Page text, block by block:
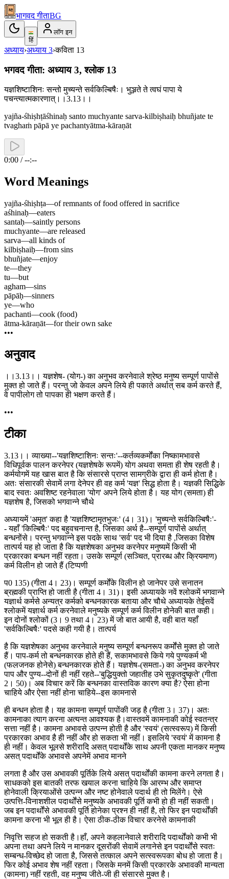
भागवद गीताBG
हिं
लॉग इन
अध्याय›अध्याय 3›कविता 13
भगवद गीता: अध्याय 3, श्लोक 13
यज्ञशिष्टाशिनः सन्तो मुच्यन्ते सर्वकिल्बिषैः। भुञ्जते ते त्वघं पापा ये
पचन्त्यात्मकारणात्।।3.13।।
yajña-śhiṣhṭāśhinaḥ santo muchyante sarva-kilbiṣhaiḥ bhuñjate te
tvaghaṁ pāpā ye pachantyātma-kāraṇāt
0:00 / --:--
Word Meanings
yajña-śhiṣhṭa—of remnants of food offered in sacrifice
aśhinaḥ—eaters
santaḥ—saintly persons
muchyante—are released
sarva—all kinds of
kilbiṣhaiḥ—from sins
bhuñjate—enjoy
te—they
tu—but
agham—sins
pāpāḥ—sinners
ye—who
pachanti—cook (food)
ātma-kāraṇāt—for their own sake
•••
अनुवाद
।।3.13।। यज्ञशेष- (योग-) का अनुभव करनेवाले श्रेष्ठ मनुष्य सम्पूर्ण पापोंसे
मुक्त हो जाते हैं। परन्तु जो केवल अपने लिये ही पकाते अर्थात् सब कर्म करते हैं,
वे पापीलोग तो पापका ही भक्षण करते हैं।
•••
टीका
3.13।। व्याख्या--'यज्ञशिष्टाशिनः सन्तः'--कर्तव्यकर्मोंका निष्कामभावसे
विधिपूर्वक पालन करनेपर (यज्ञशेषके रूपमें) योग अथवा समता ही शेष रहती है।
कर्मयोगमें यह खास बात है कि संसारसे प्राप्त सामग्रीके द्वारा ही कर्म होता है।
अतः संसारकी सेवामें लगा देनेपर ही वह कर्म 'यज्ञ' सिद्ध होता है। यज्ञकी सिद्धिके
बाद स्वतः अवशिष्ट रहनेवाला 'योग' अपने लिये होता है। यह योग (समता) ही
यज्ञशेष है, जिसको भगवान्ने चौथे
अध्यायमें 'अमृत' कहा है 'यज्ञशिष्टामृतभुजः' (4। 31)। 'मुच्यन्ते सर्वकिल्बिषैः'-
- यहाँ 'किल्बिषैः' पद बहुवचनान्त है, जिसका अर्थ है--सम्पूर्ण पापोंसे अर्थात्
बन्धनोंसे। परन्तु भगवान्ने इस पदके साथ 'सर्व' पद भी दिया है ,जिसका विशेष
तात्पर्य यह हो जाता है कि यज्ञशेषका अनुभव करनेपर मनुष्यमें किसी भी
प्रकारका बन्धन नहीं रहता। उसके सम्पूर्ण (सञ्चित, प्रारब्ध और क्रियमाण)
कर्म विलीन हो जाते हैं (टिप्पणी
प0 135) (गीता 4। 23)। सम्पूर्ण कर्मोंके विलीन हो जानेपर उसे सनातन
ब्रह्मकी प्राप्ति हो जाती है (गीता 4। 31)। इसी अध्यायके नवें श्लोकमें भगवान्ने
यज्ञार्थ कर्मसे अन्यत्र कर्मको बन्धनकारक बताया और चौथे अध्यायके तेईसवें
श्लोकमें यज्ञार्थ कर्म करनेवाले मनुष्यके सम्पूर्ण कर्म विलीन होनेकी बात कही।
इन दोनों श्लोकों (3। 9 तथा 4। 23) में जो बात आयी है, वही बात यहाँ
'सर्वकिल्बिषैः' पदसे कही गयी है। तात्पर्य
है कि यज्ञशेषका अनुभव करनेवाले मनुष्य सम्पूर्ण बन्धनरूप कर्मोंसे मुक्त हो जाते
हैं। पाप-कर्म तो बन्धनकारक होते ही हैं, सकामभावसे किये गये पुण्यकर्म भी
(फलजनक होनेसे) बन्धनकारक होते हैं। यज्ञशेष-(समता-) का अनुभव करनेपर
पाप और पुण्य--दोनों ही नहीं रहते--'बुद्धियुक्तो जहातीह उभे सुकृतदुष्कृते' (गीता
2। 50)। अब विचार करें कि बन्धनका वास्तविक कारण क्या है? ऐसा होना
चाहिये और ऐसा नहीं होना चाहिये--इस कामनासे
ही बन्धन होता है। यह कामना सम्पूर्ण पापोंकी जड़ है (गीता 3। 37)। अतः
कामनाका त्याग करना अत्यन्त आवश्यक है।वास्तवमें कामनाकी कोई स्वतन्त्र
सत्ता नहीं है। कामना अभावसे उत्पन्न होती है और 'स्वयं' (सत्स्वरूप) में किसी
प्रकारका अभाव है ही नहीं और हो सकता भी नहीं। इसलिये 'स्वयं' में कामना है
ही नहीं। केवल भूलसे शरीरादि असत् पदार्थोंके साथ अपनी एकता मानकर मनुष्य
असत् पदार्थोंके अभावसे अपनेमें अभाव मानने
लगता है और उस अभावकी पूर्तिके लिये असत् पदार्थोंकी कामना करने लगता है।
साधकको इस बातकी तरफ खयाल करना चाहिये कि आरम्भ और समाप्त
होनेवाली क्रियाओंसे उत्पन्न और नष्ट होनेवाले पदार्थ ही तो मिलेंगे। ऐसे
उत्पत्ति-विनाशशील पदार्थोंसे मनुष्यके अभावकी पूर्ति कभी हो ही नहीं सकती।
जब इन पदार्थोंसे अभावकी पूर्ति होनेका प्रश्न ही नहीं है, तो फिर इन पदार्थोंकी
कामना करना भी भूल ही है। ऐसा ठीक-ठीक विचार करनेसे कामनाकी
निवृत्ति सहज हो सकती है।हाँ, अपने कहलानेवाले शरीरादि पदार्थोंको कभी भी
अपना तथा अपने लिये न मानकर दूसरोंकी सेवामें लगानेसे इन पदार्थोंसे स्वतः
सम्बन्ध-विच्छेद हो जाता है, जिससे तत्काल अपने सत्स्वरूपका बोध हो जाता है।
फिर कोई अभाव शेष नहीं रहता। जिसके मनमें किसी प्रकारके अभावकी मान्यता
(कामना) नहीं रहती, वह मनुष्य जीते-जी ही संसारसे मुक्त है।